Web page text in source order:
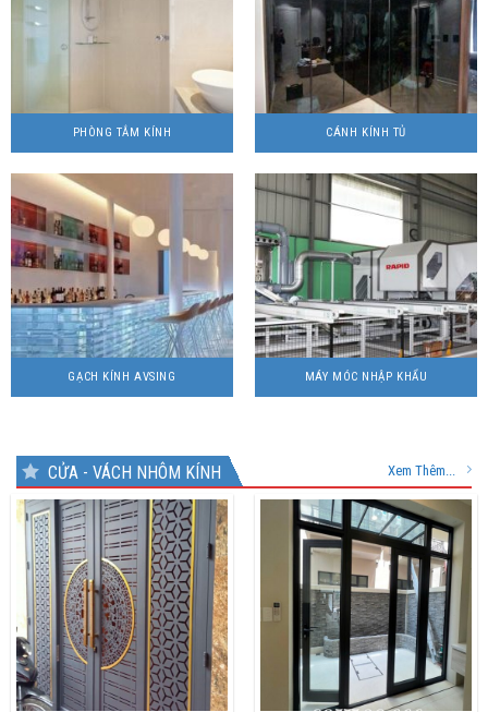
PHÒNG TẮM KÍNH CÁNH KÍNH TỦ
GẠCH KÍNH AVSING MÁY MÓC NHẬP KHẨU
CỬA - VÁCH NHÔM KÍNH Xem Thêm...